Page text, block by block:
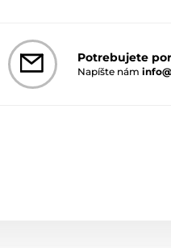
Potrebujete
Napíšte nám